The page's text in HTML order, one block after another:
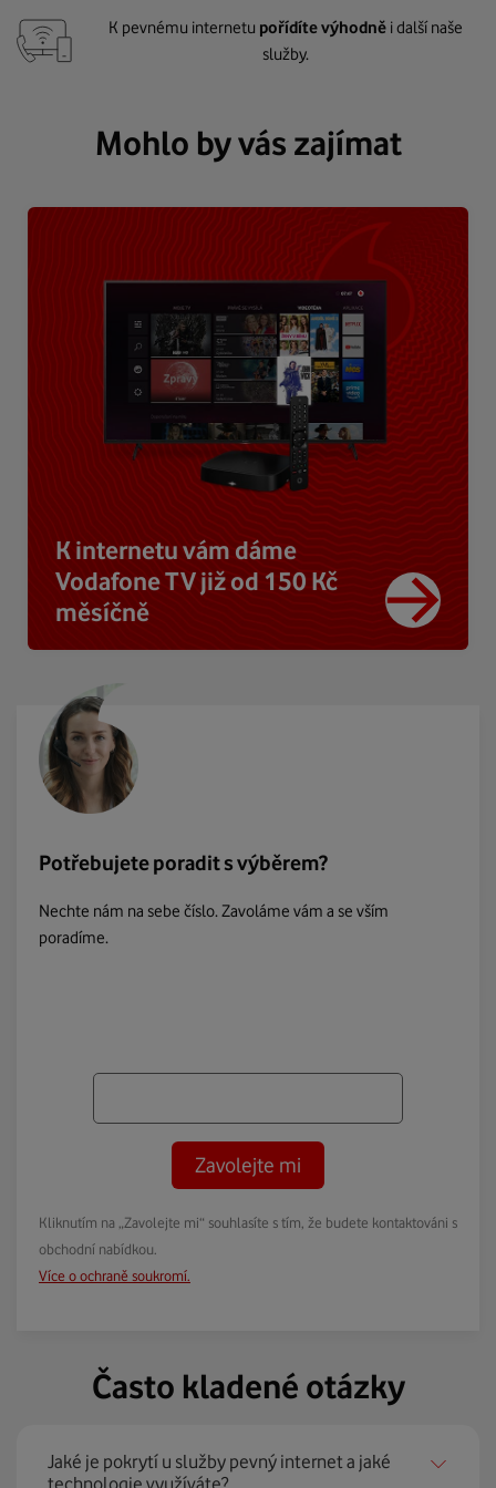
K pevnému internetu pořídíte výhodně i další naše
služby.
Mohlo by vás zajímat
K internetu vám dáme
Vodafone TV již od 150 Kč
měsíčně
Potřebujete poradit s výběrem?
Nechte nám na sebe číslo. Zavoláme vám a se vším
poradíme.
Zavolejte mi
Kliknutím na „Zavolejte mi“ souhlasíte s tím, že budete kontaktováni s
obchodní nabídkou.
Více o ochraně soukromí.
Často kladené otázky
Jaké je pokrytí u služby pevný internet a jaké
technologie využíváte?